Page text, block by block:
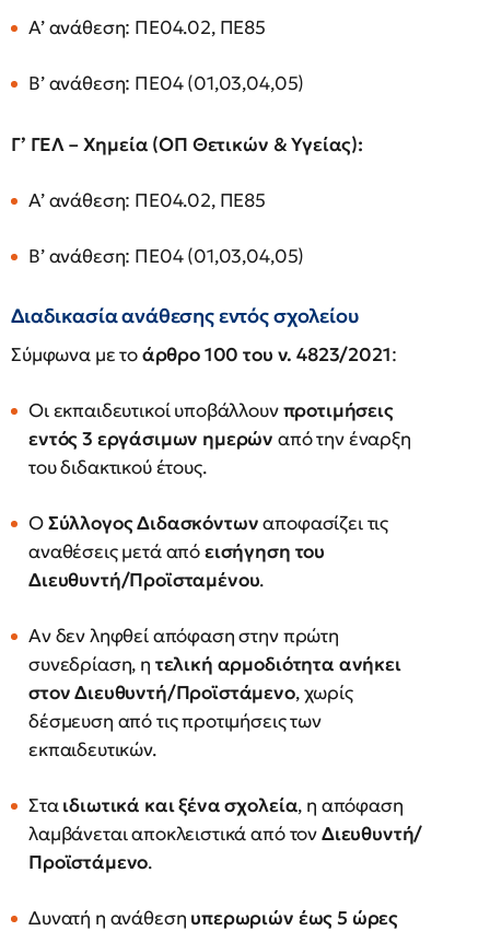
Α’ ανάθεση: ΠΕ04.02, ΠΕ85
Β’ ανάθεση: ΠΕ04 (01,03,04,05)
Γ’ ΓΕΛ – Χημεία (ΟΠ Θετικών & Υγείας):
Α’ ανάθεση: ΠΕ04.02, ΠΕ85
Β’ ανάθεση: ΠΕ04 (01,03,04,05)
Διαδικασία ανάθεσης εντός σχολείου
Σύμφωνα με τοάρθρο 100 του ν. 4823/2021:
Οι εκπαιδευτικοί υποβάλλουνπροτιμήσεις
εντός 3 εργάσιμων ημερών από την έναρξη
του διδακτικού έτους.
ΟΣύλλογος Διδασκόντωναποφασίζει τις
αναθέσεις μετά απόεισήγηση του
Διευθυντή/Προϊσταμένου.
Αν δεν ληφθεί απόφαση στην πρώτη
συνεδρίαση, η τελική αρμοδιότητα ανήκει
στον Διευθυντή/Προϊστάμενο, χωρίς
δέσμευση από τις προτιμήσεις των
εκπαιδευτικών.
Σταιδιωτικά και ξένα σχολεία, η απόφαση
λαμβάνεται αποκλειστικά από τονΔιευθυντή/
Προϊστάμενο.
Δυνατή η ανάθεση υπερωριών έως 5 ώρες